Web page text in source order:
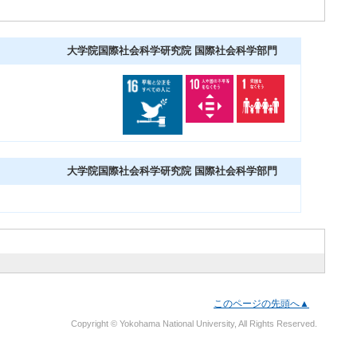
大学院国際社会科学研究院 国際社会科学部門
大学院国際社会科学研究院 国際社会科学部門
このページの先頭へ▲
Copyright © Yokohama National University, All Rights Reserved.